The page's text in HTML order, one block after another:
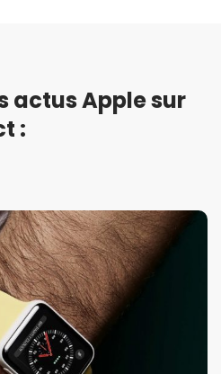
actus Apple sur
: